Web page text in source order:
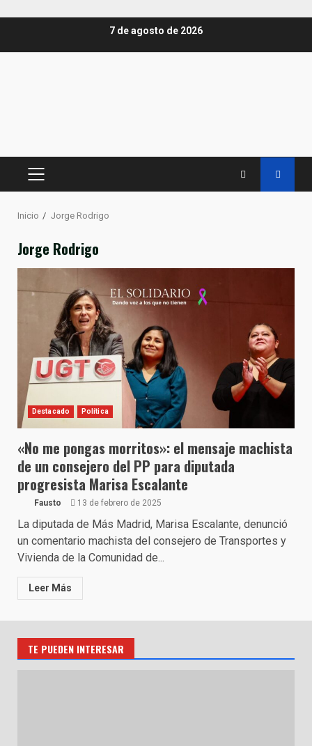
7 de agosto de 2026
MENÚ
Inicio Jorge Rodrigo
Jorge Rodrigo
Destacado Política
«No me pongas morritos»: el mensaje machista
de un consejero del PP para diputada
progresista Marisa Escalante
Fausto 13 de febrero de 2025
La diputada de Más Madrid, Marisa Escalante, denunció
un comentario machista del consejero de Transportes y
Vivienda de la Comunidad de...
Leer Más
TE PUEDEN INTERESAR